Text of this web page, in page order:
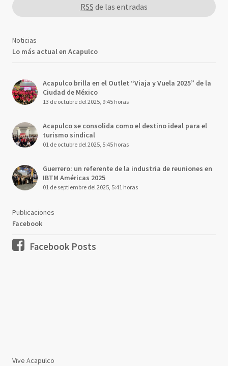
RSS de las entradas
Noticias
Lo más actual en Acapulco
Acapulco brilla en el Outlet “Viaja y Vuela 2025” de la
Ciudad de México
13 de octubre del 2025, 9:45 horas
Acapulco se consolida como el destino ideal para el
turismo sindical
01 de octubre del 2025, 5:45 horas
Guerrero: un referente de la industria de reuniones en
IBTM Américas 2025
01 de septiembre del 2025, 5:41 horas
Publicaciones
Facebook
Facebook Posts
Vive Acapulco